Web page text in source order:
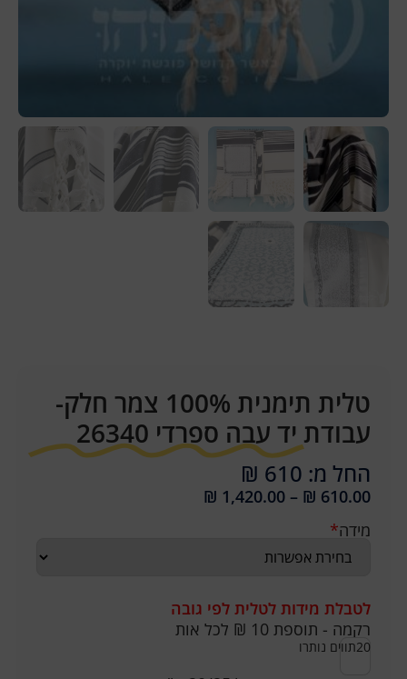
טלית תימנית 100% צמר חלק-
עבודת יד עבה ספרדי 26340
החל מ: 610 ₪
₪ 610.00
–
₪ 1,420.00
*מידה
לטבלת מידות לטלית לפי גובה
רקמה - תוספת 10 ₪ לכל אות
20תווים נותרו